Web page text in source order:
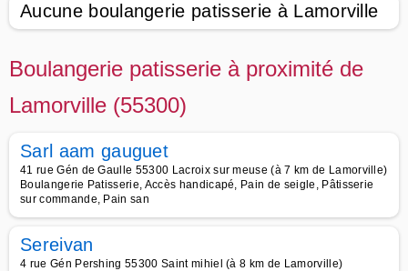
Aucune boulangerie patisserie à Lamorville
Boulangerie patisserie à proximité de
Lamorville (55300)
Sarl aam gauguet
41 rue Gén de Gaulle 55300 Lacroix sur meuse (à 7 km de Lamorville)
Boulangerie Patisserie, Accès handicapé, Pain de seigle, Pâtisserie
sur commande, Pain san
Sereivan
4 rue Gén Pershing 55300 Saint mihiel (à 8 km de Lamorville)